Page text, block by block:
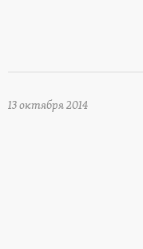
13 октября 2014